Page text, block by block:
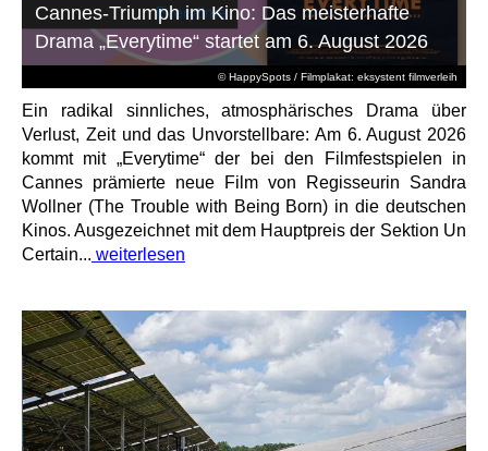
© HappySpots / Filmplakat: eksystent filmverleih
Cannes-Triumph im Kino: Das meisterhafte
Drama „Everytime“ startet am 6. August 2026
Ein radikal sinnliches, atmosphärisches Drama über
Verlust, Zeit und das Unvorstellbare: Am 6. August 2026
kommt mit „Everytime“ der bei den Filmfestspielen in
Cannes prämierte neue Film von Regisseurin Sandra
Wollner (The Trouble with Being Born) in die deutschen
Kinos. Ausgezeichnet mit dem Hauptpreis der Sektion Un
Certain... weiterlesen